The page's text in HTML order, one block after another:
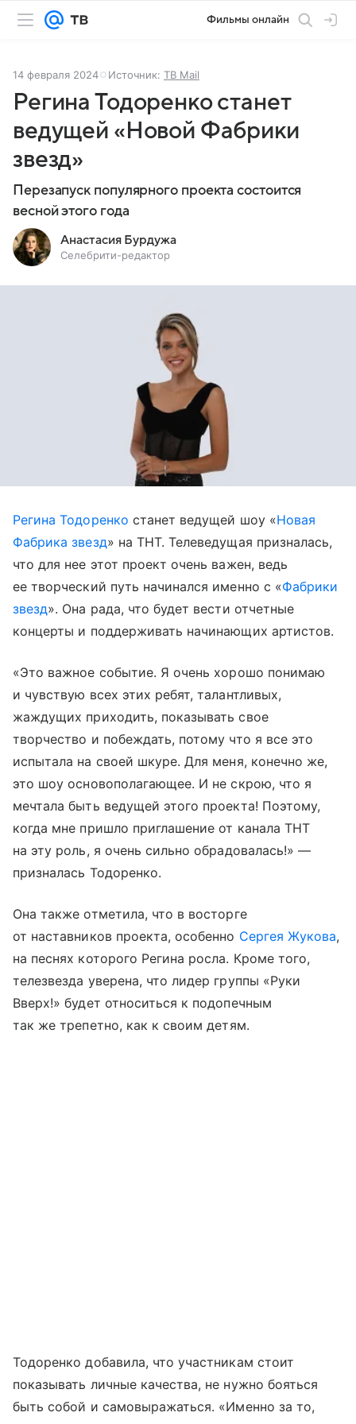
Фильмы онлайн
14 февраля 2024 Источник: ТВ Mail
Регина Тодоренко станет
ведущей «Новой Фабрики
звезд»
Перезапуск популярного проекта состоится
весной этого года
Анастасия Бурдужа
Селебрити-редактор
Регина Тодоренко станет ведущей шоу «Новая
Фабрика звезд» на ТНТ. Телеведущая призналась,
что для нее этот проект очень важен, ведь
ее творческий путь начинался именно с «Фабрики
звезд». Она рада, что будет вести отчетные
концерты и поддерживать начинающих артистов.
«Это важное событие. Я очень хорошо понимаю
и чувствую всех этих ребят, талантливых,
жаждущих приходить, показывать свое
творчество и побеждать, потому что я все это
испытала на своей шкуре. Для меня, конечно же,
это шоу основополагающее. И не скрою, что я
мечтала быть ведущей этого проекта! Поэтому,
когда мне пришло приглашение от канала ТНТ
на эту роль, я очень сильно обрадовалась!» —
призналась Тодоренко.
Она также отметила, что в восторге
от наставников проекта, особенно Сергея Жукова,
на песнях которого Регина росла. Кроме того,
телезвезда уверена, что лидер группы «Руки
Вверх!» будет относиться к подопечным
так же трепетно, как к своим детям.
Тодоренко добавила, что участникам стоит
показывать личные качества, не нужно бояться
быть собой и самовыражаться. «Именно за то,